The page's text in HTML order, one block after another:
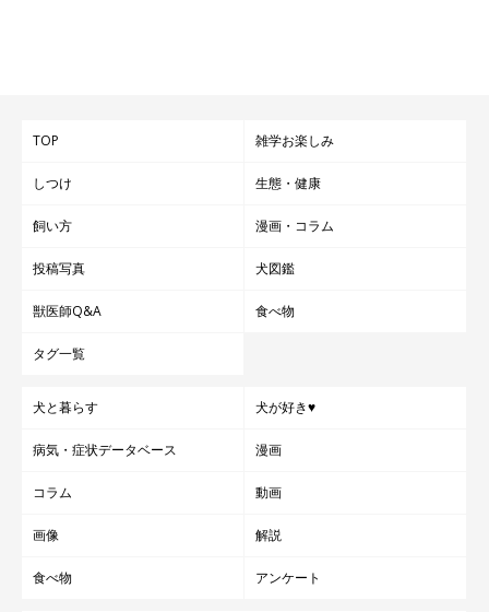
TOP 雑学お楽しみ
しつけ 生態・健康
飼い方 漫画・コラム
投稿写真 犬図鑑
獣医師Q&A 食べ物
タグ一覧
犬と暮らす 犬が好き♥
病気・症状データベース 漫画
コラム 動画
画像 解説
食べ物 アンケート